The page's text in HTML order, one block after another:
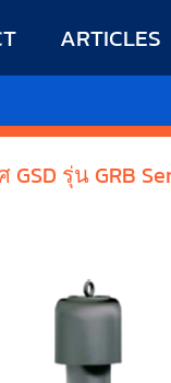
ARTICLES
รุ่น GRB